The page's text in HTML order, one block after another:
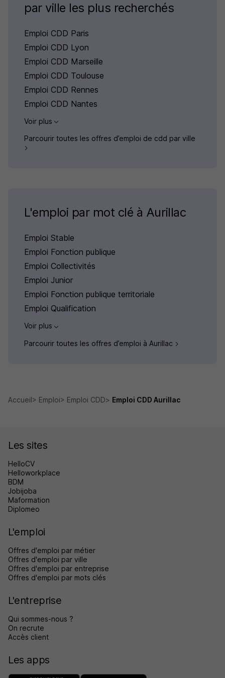
par ville les plus recherchés
Emploi CDD Paris
Emploi CDD Lyon
Emploi CDD Marseille
Emploi CDD Toulouse
Emploi CDD Rennes
Emploi CDD Nantes
Voir plus
Parcourir toutes les offres d’emploi de cdd par ville
L'emploi par mot clé à Aurillac
Emploi Stable
Emploi Fonction publique
Emploi Collectivités
Emploi Junior
Emploi Fonction publique territoriale
Emploi Qualification
Voir plus
Parcourir toutes les offres d’emploi à Aurillac
Accueil Emploi Emploi CDD Emploi CDD Aurillac
Les sites
HelloCV
Helloworkplace
BDM
Jobijoba
Maformation
Diplomeo
L'emploi
Offres d'emploi par métier
Offres d'emploi par ville
Offres d'emploi par entreprise
Offres d'emploi par mots clés
L'entreprise
Qui sommes-nous ?
On recrute
Accès client
Les apps